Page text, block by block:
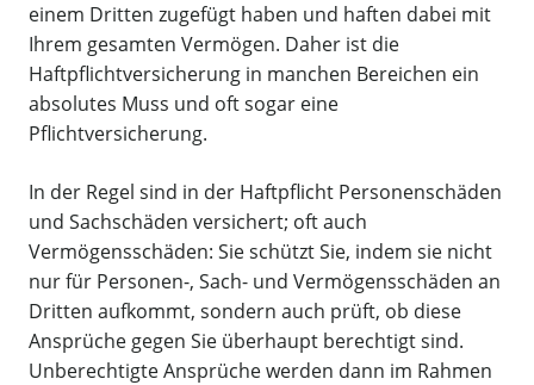
einem Dritten zugefügt haben und haften dabei mit
Ihrem gesamten Vermögen. Daher ist die
Haftpflichtversicherung in manchen Bereichen ein
absolutes Muss und oft sogar eine
Pflichtversicherung.
In der Regel sind in der Haftpflicht Personenschäden
und Sachschäden versichert; oft auch
Vermögensschäden: Sie schützt Sie, indem sie nicht
nur für Personen-, Sach- und Vermögensschäden an
Dritten aufkommt, sondern auch prüft, ob diese
Ansprüche gegen Sie überhaupt berechtigt sind.
Unberechtigte Ansprüche werden dann im Rahmen